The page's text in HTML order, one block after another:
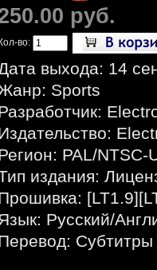
руб.
Кол-во:
выхода: 14
Sports
PAL/NTSC-
издания:
Русский/
Субтитры